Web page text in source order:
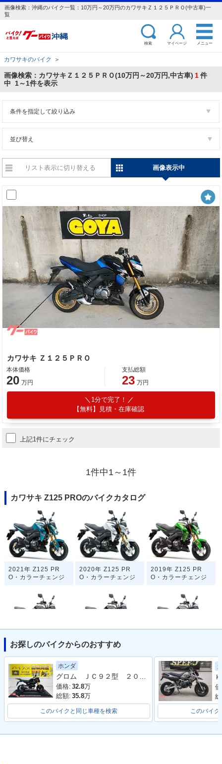
画像検索：沖縄のバイク一覧：10万円～20万円のカワサキＺ１２５ＰＲＯ(中古車)一
覧
検索 マイページ メニュー
カワサキのバイク ＞
画像検索：カワサキＺ１２５ＰＲＯ(10万円～20万円,中古車) 1件
中 1～1件を表示
条件を指定して絞り込み
並び替え
リスト表示に切り替える 画像表示中
カワサキ Ｚ１２５ＰＲＯ
本体価格
20 万円
支払総額
23 万円
1分で完了！
【無料】見積・在庫確認
上記1件にチェック
1件中1～1件
カワサキ Z125 PROのバイクカタログ
2021年 Z125 PR
O・カラーチェンジ
2020年 Z125 PR
O・カラーチェンジ
2019年 Z125 PR
O・カラーチェンジ
O・カラーチェンジ
O・カラーチェンジ
お探しのバイクからのおすすめ
ホンダ
価格: 32.8万
総額: 35.8万
このバイクと同じ車種を検索 このバイク